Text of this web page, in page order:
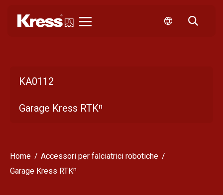
KA0112
Garage Kress RTKⁿ
Home
Accessori per falciatrici robotiche
Garage Kress RTKⁿ